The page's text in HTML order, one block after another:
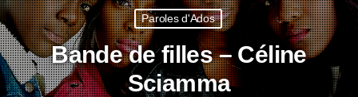
Paroles d'Ados
Bande de filles – Céline
Sciamma